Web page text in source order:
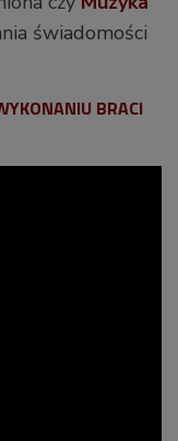
świadomości
BRACI